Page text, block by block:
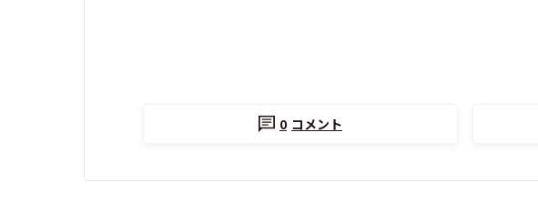
0 コメント